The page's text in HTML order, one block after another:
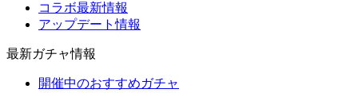
コラボ最新情報
アップデート情報
最新ガチャ情報
開催中のおすすめガチャ